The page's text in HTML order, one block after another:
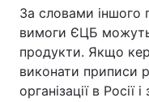
За словами іншого
вимоги ЄЦБ можуть
продукти. Якщо
виконати приписи
організації в Росії